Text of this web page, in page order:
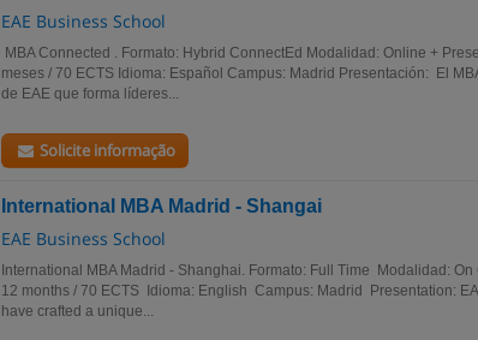
EAE Business School
MBA Connected . Formato: Hybrid ConnectEd Modalidad: Online +
meses / 70 ECTS Idioma: Español Campus: Madrid Presentación: El
de EAE que forma líderes...
Solicite informação
International MBA Madrid - Shangai
EAE Business School
International MBA Madrid - Shanghai. Formato: Full Time Modalidad:
12 months / 70 ECTS Idioma: English Campus: Madrid Presentation:
have crafted a unique...